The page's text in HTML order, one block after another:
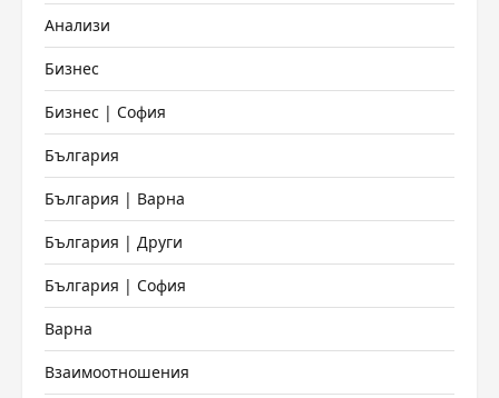
Анализи
Бизнес
Бизнес | София
България
България | Варна
България | Други
България | София
Варна
Взаимоотношения